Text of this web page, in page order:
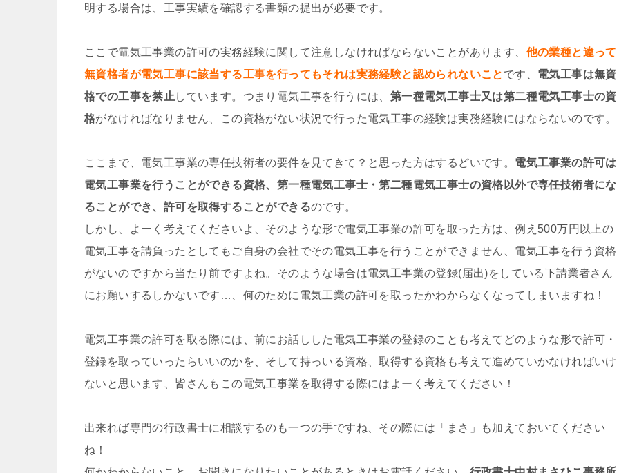
明する場合は、工事実績を確認する書類の提出が必要です。
ここで電気工事業の許可の実務経験に関して注意しなければならないことがあります、 他の業種と違って
無資格者が電気工事に該当する工事を行ってもそれは実務経験と認められないこと です、 電気工事は無資
格での工事を禁止 しています。つまり電気工事を行うには、 第一種電気工事士又は第二種電気工事士の資
格がなければなりません、この資格がない状況で行った電気工事の経験は実務経験にはならないのです。
ここまで、電気工事業の専任技術者の要件を見てきて？と思った方はするどいです。 電気工事業の許可は
電気工事業を行うことができる資格、第一種電気工事士・第二種電気工事士の資格以外で専任技術者にな
ることができ、許可を取得することができるのです。
しかし、よーく考えてくださいよ、そのような形で電気工事業の許可を取った方は、例え500万円以上の
電気工事を請負ったとしてもご自身の会社でその電気工事を行うことができません、電気工事を行う資格
がないのですから当たり前ですよね。そのような場合は電気工事業の登録(届出)をしている下請業者さん
にお願いするしかないです…、何のために電気工業の許可を取ったかわからなくなってしまいますね！
電気工事業の許可を取る際には、前にお話しした電気工事業の登録のことも考えてどのような形で許可・
登録を取っていったらいいのかを、そして持っいる資格、取得する資格も考えて進めていかなければいけ
ないと思います、皆さんもこの電気工事業を取得する際にはよーく考えてください！
出来れば専門の行政書士に相談するのも一つの手ですね、その際には「まさ」も加えておいてください
ね！